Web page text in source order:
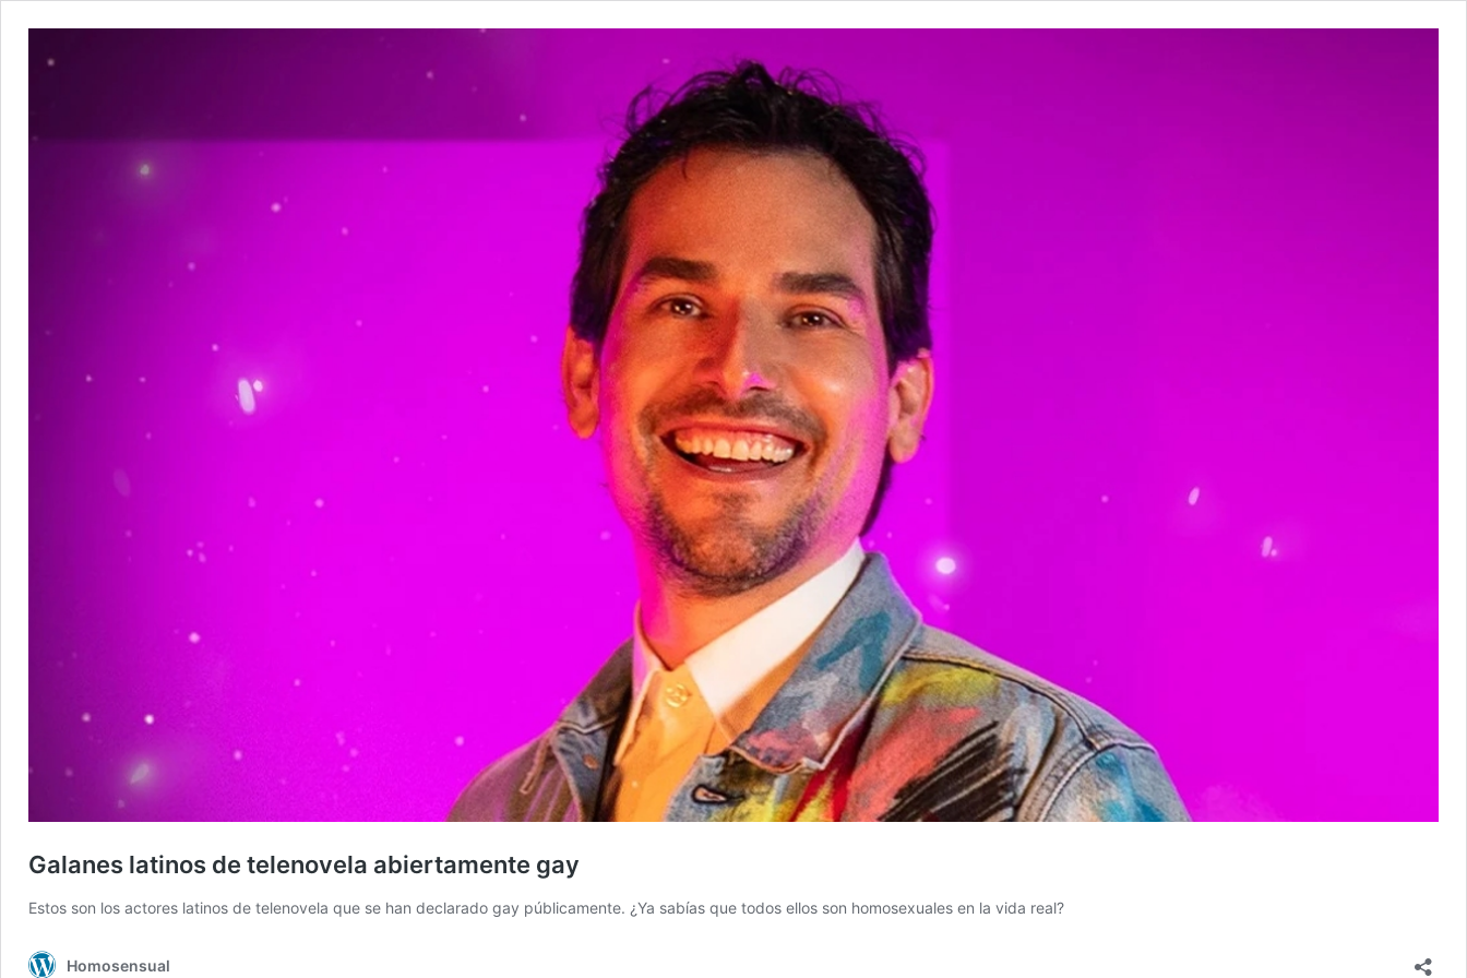
Galanes latinos de telenovela abiertamente gay
Estos son los actores latinos de telenovela que se han declarado gay públicamente. ¿Ya sabías que todos ellos son homosexuales en la vida real?
Homosensual